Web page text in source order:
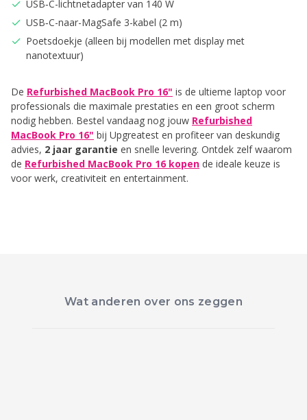
USB‑C-lichtnet­adapter van 140 W
USB‑C-naar-MagSafe 3-kabel (2 m)
Poetsdoekje (alleen bij modellen met display met
nanotextuur)
De Refurbished MacBook Pro 16" is de ultieme laptop voor
professionals die maximale prestaties en een groot scherm
nodig hebben. Bestel vandaag nog jouw Refurbished
MacBook Pro 16" bij Upgreatest en profiteer van deskundig
advies, 2 jaar garantie en snelle levering. Ontdek zelf waarom
de Refurbished MacBook Pro 16 kopen de ideale keuze is
voor werk, creativiteit en entertainment.
Wat anderen over ons zeggen